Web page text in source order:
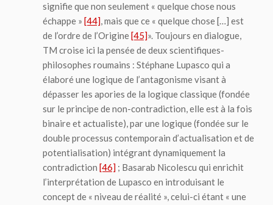
signifie que non seulement « quelque chose nous
échappe » [44], mais que ce « quelque chose […] est
de l’ordre de l’Origine[45]». Toujours en dialogue,
TM croise ici la pensée de deux scientifiques-
philosophes roumains : Stéphane Lupasco qui a
élaboré une logique de l’antagonisme visant à
dépasser les apories de la logique classique (fondée
sur le principe de non-contradiction, elle est à la fois
binaire et actualiste), par une logique (fondée sur le
double processus contemporain d’actualisation et de
potentialisation) intégrant dynamiquement la
contradiction [46] ; Basarab Nicolescu qui enrichit
l’interprétation de Lupasco en introduisant le
concept de « niveau de réalité », celui-ci étant « une